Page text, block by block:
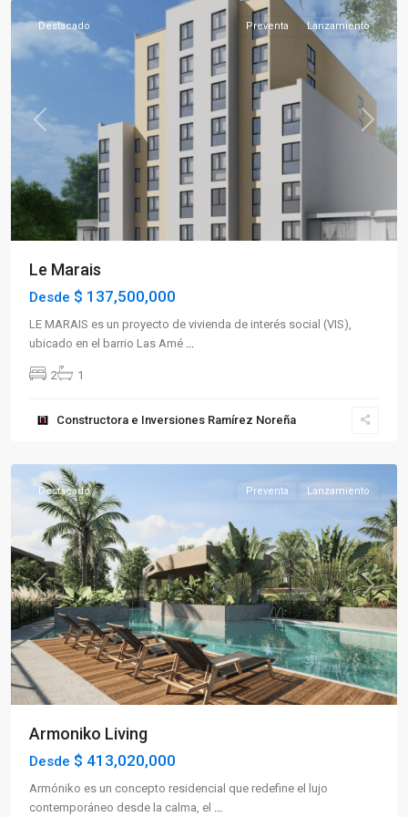
Previous Next
Destacado Preventa Lanzamiento
Le Marais
Desde $ 137,500,000
LE MARAIS es un proyecto de vivienda de interés social (VIS),
ubicado en el barrio Las Amé
2 1
Constructora e Inversiones Ramírez Noreña
La
Previous Next
Destacado Preventa Lanzamiento
Armoniko Living
Desde $ 413,020,000
Armóniko es un concepto residencial que redefine el lujo
contemporáneo desde la calma, el ...